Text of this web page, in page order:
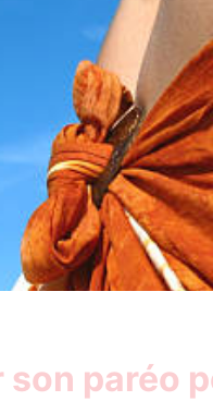
paréo